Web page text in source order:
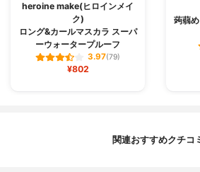
heroine make(ヒロインメイ
ク)
ロング&カールマスカラ スーパ
ーウォータープルーフ
3.97(79)
¥802
蒟蒻
関連おすすめクチコ